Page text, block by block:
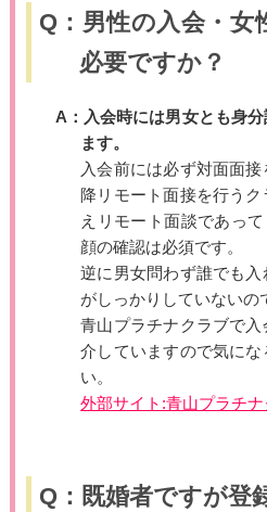
Q：男性の入会・女
必要ですか？
A：入会時には男女とも身
ます。
入会前には必ず対面面
降リモート面接を行う
えリモート面談であっ
顔の確認は必須です。
逆に男女問わず誰でも
がしっかりしていないの
青山プラチナクラブで
介していますので気に
い。
外部サイト:青山プラチ
Q：既婚者ですが登